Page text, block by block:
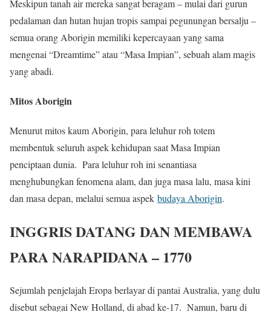
Meskipun tanah air mereka sangat beragam – mulai dari gurun
pedalaman dan hutan hujan tropis sampai pegunungan bersalju –
semua orang Aborigin memiliki kepercayaan yang sama
mengenai “Dreamtime” atau “Masa Impian”, sebuah alam magis
yang abadi.
Mitos Aborigin
Menurut mitos kaum Aborigin, para leluhur roh totem
membentuk seluruh aspek kehidupan saat Masa Impian
penciptaan dunia. Para leluhur roh ini senantiasa
menghubungkan fenomena alam, dan juga masa lalu, masa kini
dan masa depan, melalui semua aspek budaya Aborigin.
INGGRIS DATANG DAN MEMBAWA
PARA NARAPIDANA – 1770
Sejumlah penjelajah Eropa berlayar di pantai Australia, yang dulu
disebut sebagai New Holland, di abad ke-17. Namun, baru di